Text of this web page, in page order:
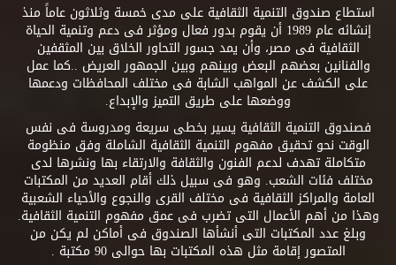
استطاع صندوق التنمية الثقافية على مدى خمسة وثلاثون عاماً منذ
إنشائه عام 1989 أن يقوم بدور فعال ومؤثر فى دعم وتنمية الحياة
الثقافية فى مصر، وأن يمد جسور التحاور الخلاق بين المثقفين
والفنانين بعضهم البعض وبينهم وبين الجمهور العريض ..كما عمل
على الكشف عن المواهب الشابة فى مختلف المحافظات ودعمها
ووضعها على طريق التميز والإبداع.
فصندوق التنمية الثقافية يسير بخطى سريعة ومدروسة فى نفس
الوقت نحو تحقيق مفهوم التنمية الثقافية الشاملة وفق منظومة
متكاملة تهدف لدعم الفنون والثقافة والارتقاء بها ونشرها لدى
مختلف فئات الشعب. وهو فى سبيل ذلك أقام العديد من المكتبات
العامة والمراكز الثقافية فى مختلف القرى والنجوع والأحياء الشعبية
وهذا من أهم الأعمال التى تضرب فى عمق مفهوم التنمية الثقافية.
وبلغ عدد المكتبات التى أنشأها الصندوق فى أماكن لم يكن من
المتصور إقامة مثل هذه المكتبات بها حوالى 90 مكتبة .